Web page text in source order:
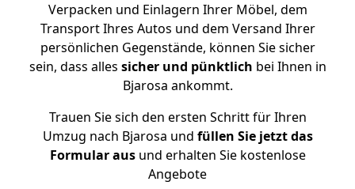
Verpacken und Einlagern Ihrer Möbel, dem
Transport Ihres Autos und dem Versand Ihrer
persönlichen Gegenstände, können Sie sicher
sein, dass alles sicher und pünktlich bei Ihnen in
Bjarosa ankommt.
Trauen Sie sich den ersten Schritt für Ihren
Umzug nach Bjarosa und füllen Sie jetzt das
Formular ausund erhalten Sie kostenlose
Angebote